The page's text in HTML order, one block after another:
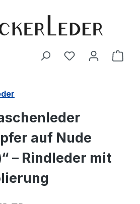
auf Nude
– Rindleder mit